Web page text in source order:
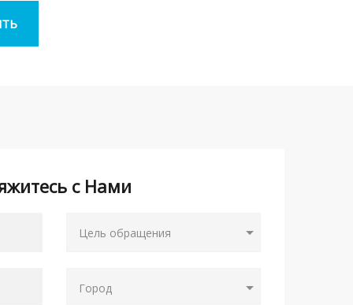
с Нами